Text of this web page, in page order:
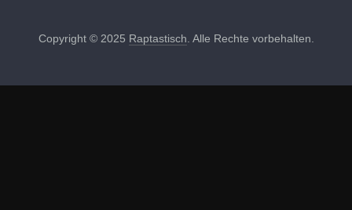
Copyright © 2025 Raptastisch. Alle Rechte vorbehalten.